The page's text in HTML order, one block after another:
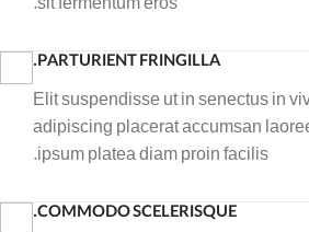
PARTURIENT FRINGILLA.
Elit suspendisse ut in senectus in
adipiscing placerat accumsan
ipsum platea diam proin facilis.
COMMODO SCELERISQUE.